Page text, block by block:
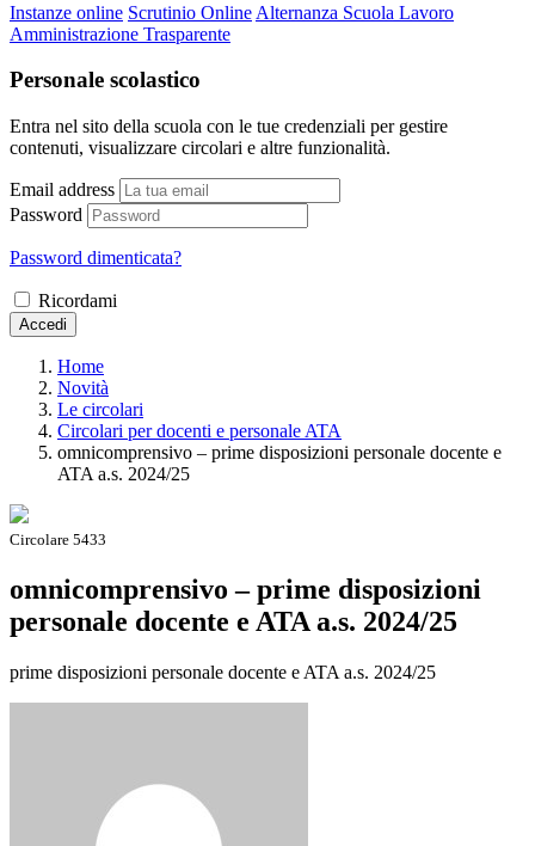
Instanze online Scrutinio Online Alternanza Scuola Lavoro
Amministrazione Trasparente
Personale scolastico
Entra nel sito della scuola con le tue credenziali per gestire
contenuti, visualizzare circolari e altre funzionalità.
Email address
Password
Password dimenticata?
Ricordami
Accedi
Home
Novità
Le circolari
Circolari per docenti e personale ATA
omnicomprensivo – prime disposizioni personale docente e
ATA a.s. 2024/25
Circolare 5433
omnicomprensivo – prime disposizioni
personale docente e ATA a.s. 2024/25
prime disposizioni personale docente e ATA a.s. 2024/25